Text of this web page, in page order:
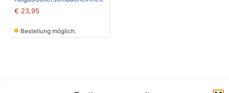
€ 23,95
Bestellung möglich.